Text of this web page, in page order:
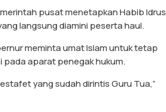
pusat menetapkan Habib Idrus
langsung diamini peserta haul.
meminta umat Islam untuk tetap
aparat penegak hukum.
yang sudah dirintis Guru Tua,”